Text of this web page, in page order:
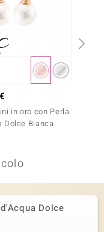
in oro con Perla
Dolce Bianca
Dolce